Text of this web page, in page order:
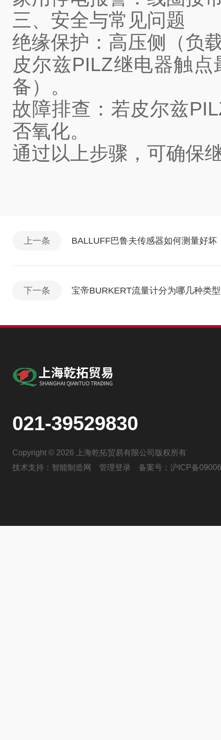
三、安全与常见问题
绝缘保护：高压侧（负
皮尔兹PILZ继电器触
备）。
故障排查：若皮尔兹
否氧化。
通过以上步骤，可确保
上一条 BALLUFF巴鲁夫传感器如何测量好坏
下一条 宝帝BURKERT流量计分为哪几种类
021-39529830
Copyright © 2026 上海乾拓贸易有限公司版权所有
技术支持： 智能制造网 管理登录 备案号： 沪ICP备